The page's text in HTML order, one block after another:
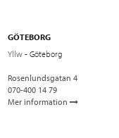
GÖTEBORG
Yllw - Göteborg
Rosenlundsgatan 4
070-400 14 79
Mer information